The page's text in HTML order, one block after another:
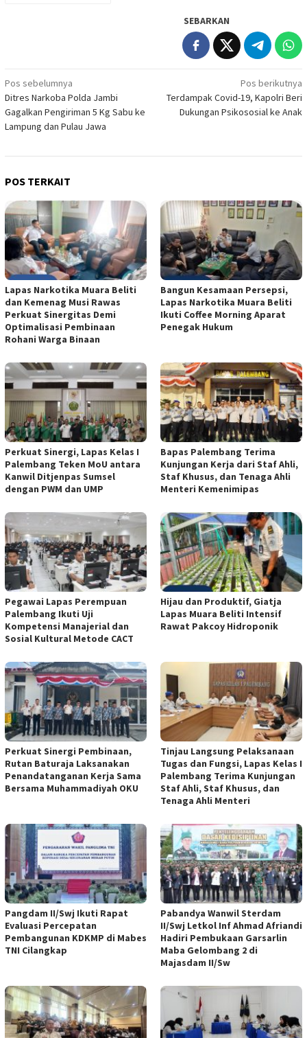
SEBARKAN
Navigasi
pos
Pos sebelumnya
Ditres Narkoba Polda Jambi
Gagalkan Pengiriman 5 Kg Sabu ke
Lampung dan Pulau Jawa
Pos berikutnya
Terdampak Covid-19, Kapolri Beri
Dukungan Psikososial ke Anak
POS TERKAIT
Lapas Narkotika Muara Beliti
dan Kemenag Musi Rawas
Perkuat Sinergitas Demi
Optimalisasi Pembinaan
Rohani Warga Binaan
Bangun Kesamaan Persepsi,
Lapas Narkotika Muara Beliti
Ikuti Coffee Morning Aparat
Penegak Hukum
Perkuat Sinergi, Lapas Kelas I
Palembang Teken MoU antara
Kanwil Ditjenpas Sumsel
dengan PWM dan UMP
Bapas Palembang Terima
Kunjungan Kerja dari Staf Ahli,
Staf Khusus, dan Tenaga Ahli
Menteri Kemenimipas
Pegawai Lapas Perempuan
Palembang Ikuti Uji
Kompetensi Manajerial dan
Sosial Kultural Metode CACT
Hijau dan Produktif, Giatja
Lapas Muara Beliti Intensif
Rawat Pakcoy Hidroponik
Perkuat Sinergi Pembinaan,
Rutan Baturaja Laksanakan
Penandatanganan Kerja Sama
Bersama Muhammadiyah OKU
Tinjau Langsung Pelaksanaan
Tugas dan Fungsi, Lapas Kelas I
Palembang Terima Kunjungan
Staf Ahli, Staf Khusus, dan
Tenaga Ahli Menteri
Pangdam II/Swj Ikuti Rapat
Evaluasi Percepatan
Pembangunan KDKMP di Mabes
TNI Cilangkap
Pabandya Wanwil Sterdam
II/Swj Letkol Inf Ahmad Afriandi
Hadiri Pembukaan Garsarlin
Maba Gelombang 2 di
Majasdam II/Sw